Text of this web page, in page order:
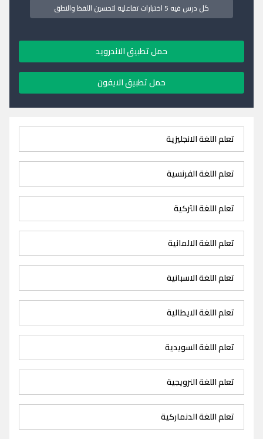
كل درس فيه 5 اختبارات تفاعلية لتحسين اللفظ والنطق
حمل تطبيق الاندرويد
حمل تطبيق الايفون
تعلم اللغة الانجليزية
تعلم اللغة الفرنسية
تعلم اللغة التركية
تعلم اللغة الالمانية
تعلم اللغة الاسبانية
تعلم اللغة الايطالية
تعلم اللغة السويدية
تعلم اللغة النرويجية
تعلم اللغة الدنماركية